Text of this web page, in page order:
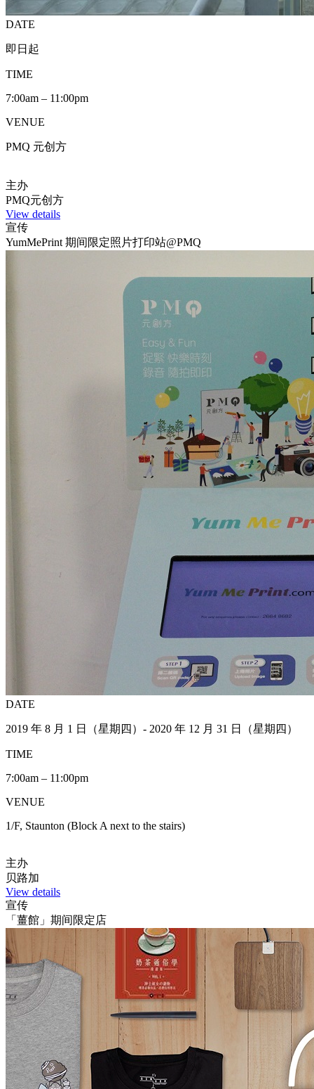
DATE
即日起
TIME
7:00am – 11:00pm
VENUE
PMQ 元创方
主办
PMQ元创方
View details
宣传
YumMePrint 期间限定照片打印站@PMQ
DATE
2019 年 8 月 1 日（星期四）- 2020 年 12 月 31 日（星期四）
TIME
7:00am – 11:00pm
VENUE
1/F, Staunton (Block A next to the stairs)
主办
贝路加
View details
宣传
「薑館」期间限定店